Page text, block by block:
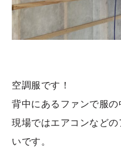
空調服です！
背中にあるファンで服の
現場ではエアコンなど
いです。